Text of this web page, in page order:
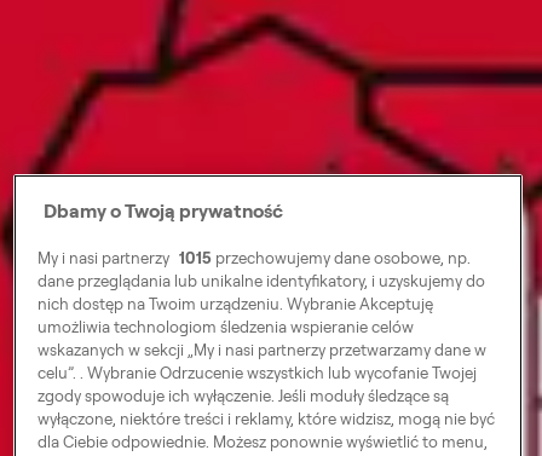
Dbamy o Twoją prywatność
My i nasi partnerzy 1015przechowujemy dane osobowe, np.
dane przeglądania lub unikalne identyfikatory, i uzyskujemy do
nich dostęp na Twoim urządzeniu. Wybranie Akceptuję
umożliwia technologiom śledzenia wspieranie celów
wskazanych w sekcji „My i nasi partnerzy przetwarzamy dane w
celu”. . Wybranie Odrzucenie wszystkich lub wycofanie Twojej
zgody spowoduje ich wyłączenie. Jeśli moduły śledzące są
wyłączone, niektóre treści i reklamy, które widzisz, mogą nie być
dla Ciebie odpowiednie. Możesz ponownie wyświetlić to menu,